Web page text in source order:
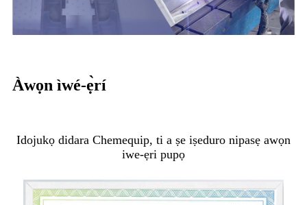
Àwọn ìwé-ẹ̀rí
Idojukọ didara Chemequip, ti a ṣe iṣeduro nipasẹ awọn
iwe-ẹri pupọ